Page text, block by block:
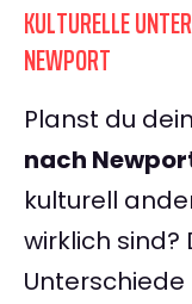
KULTURELLE
NEWPORT
Planst du
nach
kulturell
wirklich sind?